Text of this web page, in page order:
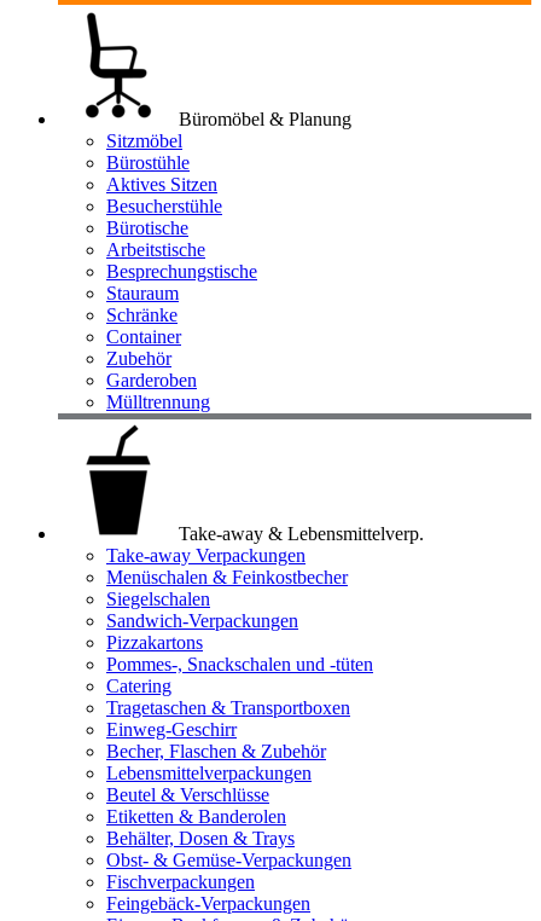
Büromöbel & Planung
Sitzmöbel
Bürostühle
Aktives Sitzen
Besucherstühle
Bürotische
Arbeitstische
Besprechungstische
Stauraum
Schränke
Container
Zubehör
Garderoben
Mülltrennung
Take-away & Lebensmittelverp.
Take-away Verpackungen
Menüschalen & Feinkostbecher
Siegelschalen
Sandwich-Verpackungen
Pizzakartons
Pommes-, Snackschalen und -tüten
Catering
Tragetaschen & Transportboxen
Einweg-Geschirr
Becher, Flaschen & Zubehör
Lebensmittelverpackungen
Beutel & Verschlüsse
Etiketten & Banderolen
Behälter, Dosen & Trays
Obst- & Gemüse-Verpackungen
Fischverpackungen
Feingebäck-Verpackungen